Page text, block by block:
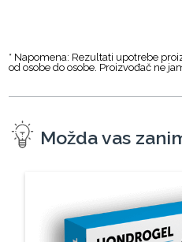
* Napomena: Rezultati upotrebe
od osobe do osobe. Proizvođač ne
Možda vas